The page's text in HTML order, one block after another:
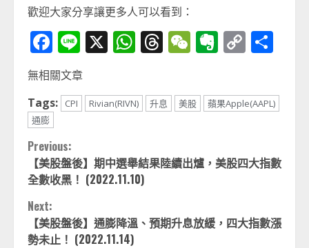
歡迎大家分享讓更多人可以看到：
Facebook
Line
X WhatsApp
Threads
WeChat
Evernote
Copy
無相關文章
Tags:
CPI Rivian(RIVN) 升息 美股
蘋果Apple(AAPL)
通膨
Continue
Reading
Previous:
【美股盤後】期中選舉結果陸續出爐，美股四大指數
全數收黑！ (2022.11.10)
Next:
【美股盤後】通膨降溫、預期升息放緩，四大指數漲
勢未止！ (2022.11.14)